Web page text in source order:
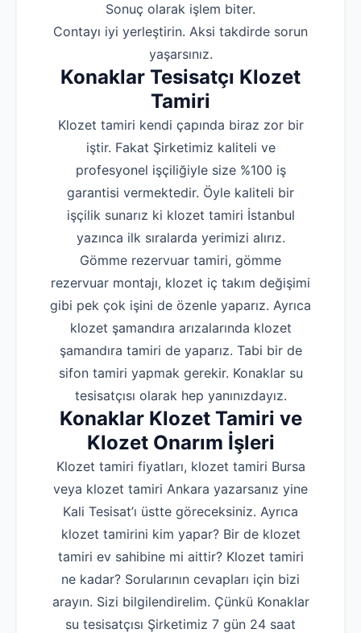
‌Sonuç olarak işlem biter.
‌Contayı iyi yerleştirin. Aksi takdirde sorun
yaşarsınız.
Konaklar Tesisatçı Klozet
Tamiri
Klozet tamiri kendi çapında biraz zor bir
iştir. Fakat Şirketimiz kaliteli ve
profesyonel işçiliğiyle size %100 iş
garantisi vermektedir. Öyle kaliteli bir
işçilik sunarız ki klozet tamiri İstanbul
yazınca ilk sıralarda yerimizi alırız.
Gömme rezervuar tamiri, gömme
rezervuar montajı, klozet iç takım değişimi
gibi pek çok işini de özenle yaparız. Ayrıca
klozet şamandıra arızalarında klozet
şamandıra tamiri de yaparız. Tabi bir de
sifon tamiri yapmak gerekir. Konaklar su
tesisatçısı olarak hep yanınızdayız.
Konaklar Klozet Tamiri ve
Klozet Onarım İşleri
Klozet tamiri fiyatları, klozet tamiri Bursa
veya klozet tamiri Ankara yazarsanız yine
Kali Tesisat’ı üstte göreceksiniz. Ayrıca
klozet tamirini kim yapar? Bir de klozet
tamiri ev sahibine mi aittir? Klozet tamiri
ne kadar? Sorularının cevapları için bizi
arayın. Sizi bilgilendirelim. Çünkü Konaklar
su tesisatçısı Şirketimiz 7 gün 24 saat